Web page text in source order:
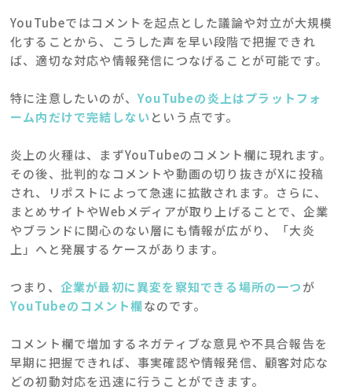
YouTubeではコメントを起点とした議論や対立が大規模
化することから、こうした声を早い段階で把握できれ
ば、適切な対応や情報発信につなげることが可能です。
特に注意したいのが、 YouTubeの炎上はプラットフォ
ーム内だけで完結しないという点です。
炎上の火種は、まずYouTubeのコメント欄に現れます。
その後、批判的なコメントや動画の切り抜きがXに投稿
され、リポストによって急速に拡散されます。さらに、
まとめサイトやWebメディアが取り上げることで、企業
やブランドに関心のない層にも情報が広がり、「大炎
上」へと発展するケースがあります。
つまり、 企業が最初に異変を察知できる場所の一つが
YouTubeのコメント欄なのです。
コメント欄で増加するネガティブな意見や不具合報告を
早期に把握できれば、事実確認や情報発信、顧客対応な
どの初動対応を迅速に行うことができます。